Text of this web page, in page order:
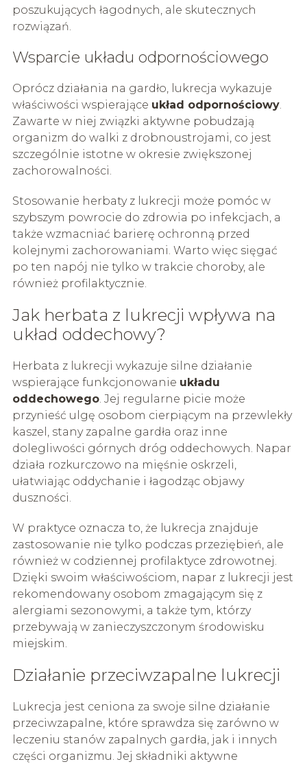
poszukujących łagodnych, ale skutecznych
rozwiązań.
Wsparcie układu odpornościowego
Oprócz działania na gardło, lukrecja wykazuje
właściwości wspierające układ odpornościowy.
Zawarte w niej związki aktywne pobudzają
organizm do walki z drobnoustrojami, co jest
szczególnie istotne w okresie zwiększonej
zachorowalności.
Stosowanie herbaty z lukrecji może pomóc w
szybszym powrocie do zdrowia po infekcjach, a
także wzmacniać barierę ochronną przed
kolejnymi zachorowaniami. Warto więc sięgać
po ten napój nie tylko w trakcie choroby, ale
również profilaktycznie.
Jak herbata z lukrecji wpływa na
układ oddechowy?
Herbata z lukrecji wykazuje silne działanie
wspierające funkcjonowanie układu
oddechowego. Jej regularne picie może
przynieść ulgę osobom cierpiącym na przewlekły
kaszel, stany zapalne gardła oraz inne
dolegliwości górnych dróg oddechowych. Napar
działa rozkurczowo na mięśnie oskrzeli,
ułatwiając oddychanie i łagodząc objawy
duszności.
W praktyce oznacza to, że lukrecja znajduje
zastosowanie nie tylko podczas przeziębień, ale
również w codziennej profilaktyce zdrowotnej.
Dzięki swoim właściwościom, napar z lukrecji jest
rekomendowany osobom zmagającym się z
alergiami sezonowymi, a także tym, którzy
przebywają w zanieczyszczonym środowisku
miejskim.
Działanie przeciwzapalne lukrecji
Lukrecja jest ceniona za swoje silne działanie
przeciwzapalne, które sprawdza się zarówno w
leczeniu stanów zapalnych gardła, jak i innych
części organizmu. Jej składniki aktywne